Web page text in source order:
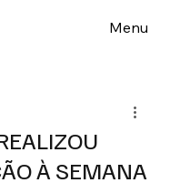
Menu
À SEMANA